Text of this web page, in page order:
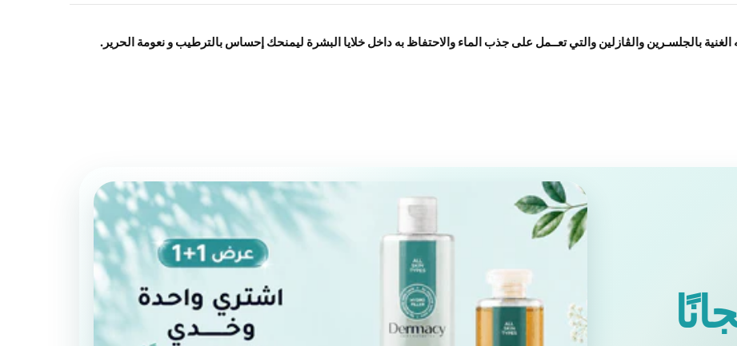
بالجلسـرين والڤازلين والتي تعــمل على جذب الماء والاحتفاظ به داخل خلايا البشرة ليمنحك إحساس بالترطيب و نعومة الحرير.